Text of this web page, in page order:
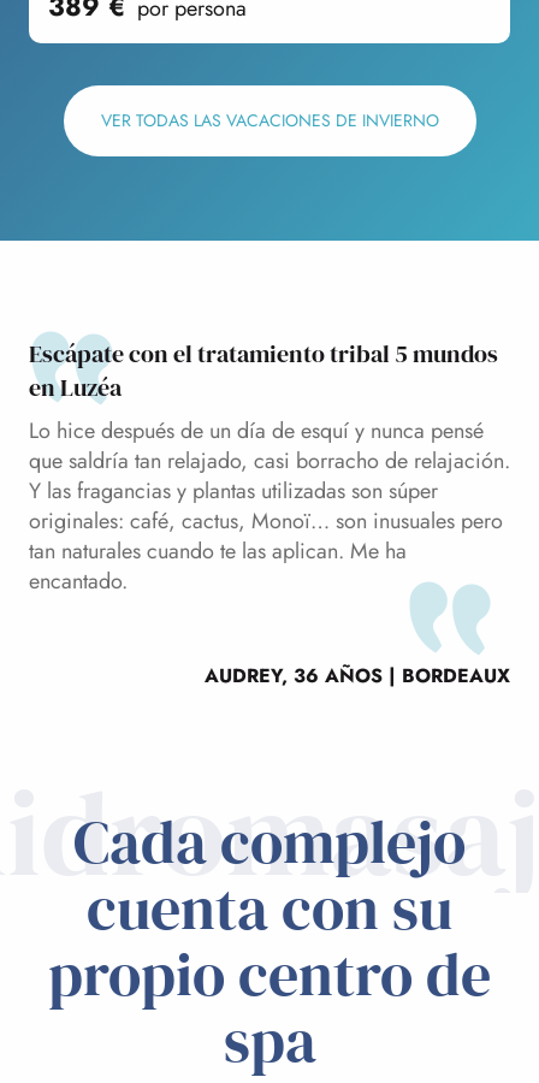
por persona
VER TODAS LAS VACACIONES DE INVIERNO
Escápate con el tratamiento tribal 5 mundos
en Luzéa
Lo hice después de un día de esquí y nunca pensé
que saldría tan relajado, casi borracho de relajación.
Y las fragancias y plantas utilizadas son súper
originales: café, cactus, Monoï… son inusuales pero
tan naturales cuando te las aplican. Me ha
encantado.
AUDREY, 36 AÑOS | BORDEAUX
Cada complejo
cuenta con su
propio centro de
spa